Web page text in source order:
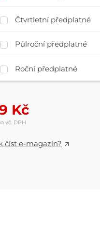
Čtvrtletní předplatné
Půlroční předplatné
Roční předplatné
Kč
vč. DPH
číst e-magazín?